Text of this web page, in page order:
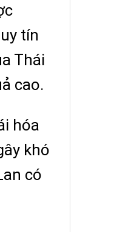
tín
Thái
cao.
hóa
khó
có